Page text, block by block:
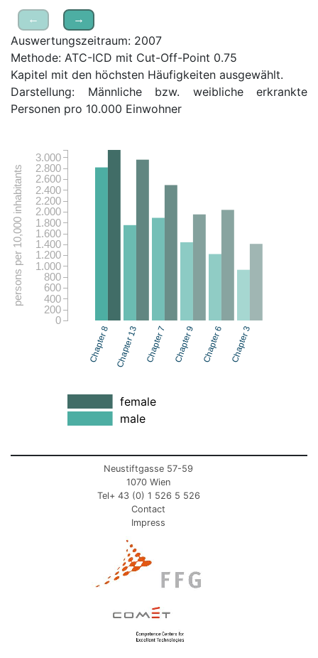
← →
Auswertungszeitraum: 2007
Methode: ATC-ICD mit Cut-Off-Point 0.75
Kapitel mit den höchsten Häufigkeiten ausgewählt.
Darstellung: Männliche bzw. weibliche erkrankte
Personen pro 10.000 Einwohner
persons per 10,000 inhabitants
0
200
400
600
800
1.000
1.200
1.400
1.600
1.800
2.000
2.200
2.400
2.600
2.800
3.000
Chapter 8 Chapter 13 Chapter 7 Chapter 9 Chapter 6 Chapter 3
male
female
Neustiftgasse 57-59
1070 Wien
Tel+ 43 (0) 1 526 5 526
Contact
Impress